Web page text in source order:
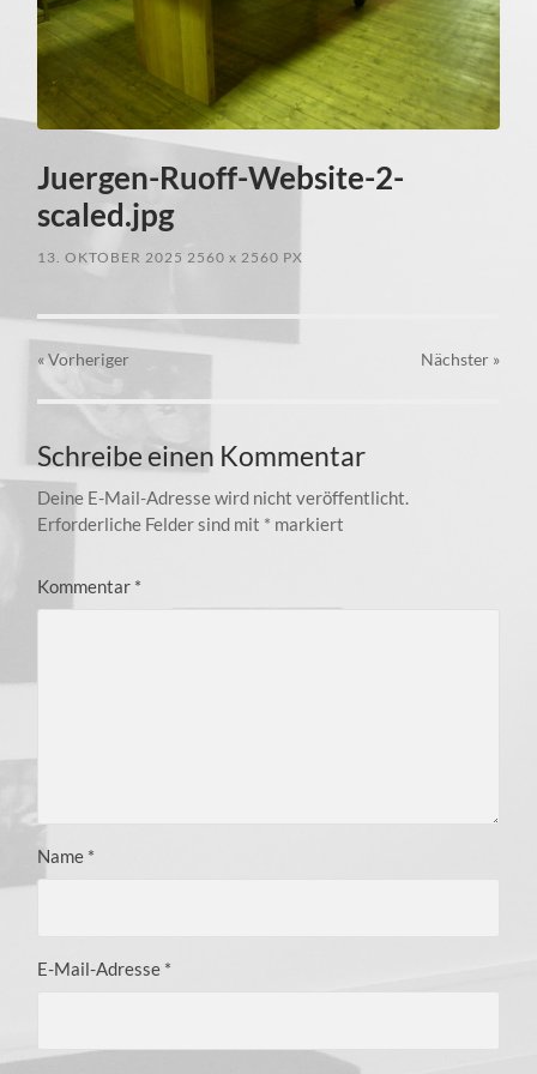
Juergen-Ruoff-Website-2-
scaled.jpg
13. OKTOBER 2025 2560x 2560 PX
« Vorheriger Nächster »
Schreibe einen Kommentar
Deine E-Mail-Adresse wird nicht veröffentlicht.
Erforderliche Felder sind mit * markiert
Kommentar *
Name *
E-Mail-Adresse *